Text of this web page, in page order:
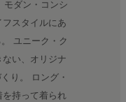
モダン・コンシ
スタイルにあ
ユニーク・ク
い、オリジナ
り。 ロング・
持って着られ